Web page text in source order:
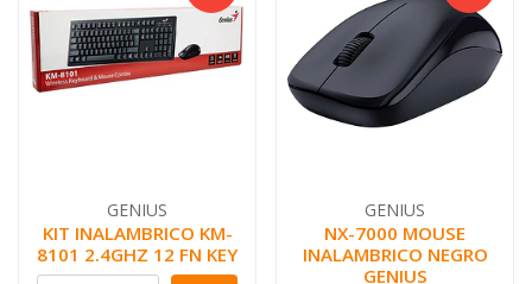
GENIUS
KIT INALAMBRICO KM-
8101 2.4GHZ 12 FN KEY
GENIUS
NX-7000 MOUSE
INALAMBRICO NEGRO
GENIUS